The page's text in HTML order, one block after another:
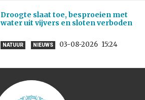
Droogte slaat toe, besproeien met
water uit vijvers en sloten verboden
NATUUR NIEUWS 03-08-2026 15:24